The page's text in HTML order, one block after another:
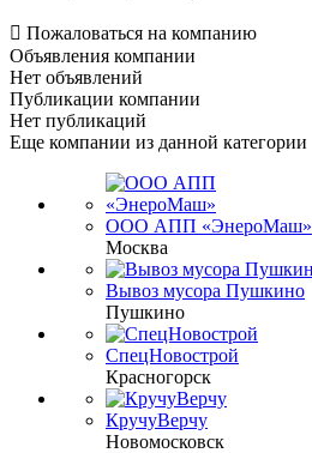
 Пожаловаться на компанию
Объявления компании
Нет объявлений
Публикации компании
Нет публикаций
Еще компании из данной категории
ООО АПП «ЭнероМаш»
Москва
Вывоз мусора Пушкино
Пушкино
СпецНовострой
Красногорск
КручуВерчу
Новомосковск